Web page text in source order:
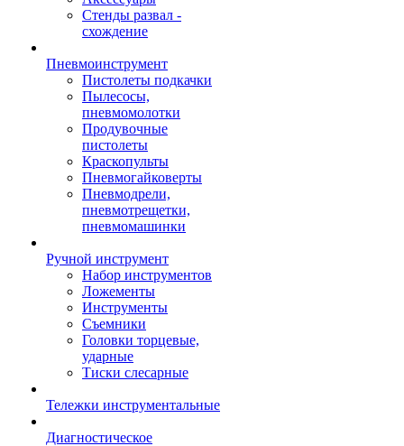
Стенды развал -
схождение
Пневмоинструмент
Пистолеты подкачки
Пылесосы,
пневмомолотки
Продувочные
пистолеты
Краскопульты
Пневмогайковерты
Пневмодрели,
пневмотрещетки,
пневмомашинки
Ручной инструмент
Набор инструментов
Ложементы
Инструменты
Съемники
Головки торцевые,
ударные
Тиски слесарные
Тележки инструментальные
Диагностическое